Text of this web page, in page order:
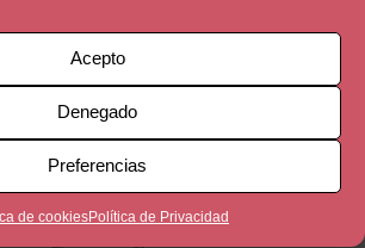
Acepto
Denegado
Preferencias
de cookiesPolítica de Privacidad
relacionados